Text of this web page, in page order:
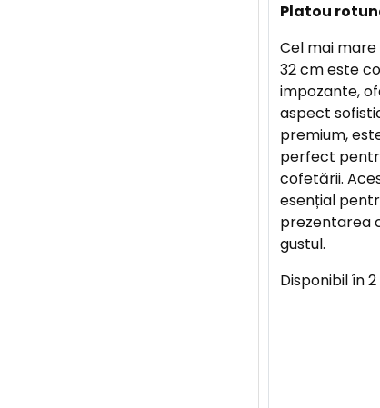
Platou
Cel mai
32 cm este
impozante,
aspect
premium,
perfect
cofetării.
esențial
prezentarea
gustul.
Disponibil în